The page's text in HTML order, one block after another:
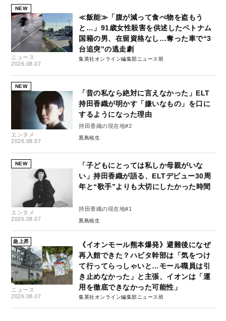
NEW
ニュース
2026.08.07
≪飯能≫「腹が減って食べ物を盗もう
と…」91歳女性殺害を供述したベトナム
国籍の男、在留資格なし…奪った車で“3
台追突”の逃走劇
集英社オンライン編集部ニュース班
NEW
エンタメ
2026.08.07
「昔の私なら絶対に言えなかった」ELT
持田香織が明かす「嫌いなもの」を口に
するようになった理由
持田香織の現在地#2
黒島暁生
NEW
エンタメ
2026.08.07
「子どもにとっては私しか母親がいな
い」持田香織が語る、ELTデビュー30周
年と“歌手”よりも大切にしたかった時間
持田香織の現在地#1
黒島暁生
急上昇
ニュース
2026.08.07
《イオンモール熊本爆発》避難後になぜ
再入館できた？ハビタ幹部は「気をつけ
て行ってらっしゃいと…モール職員は引
き止めなかった」と主張、イオンは「運
用を徹底できなかった可能性」
集英社オンライン編集部ニュース班